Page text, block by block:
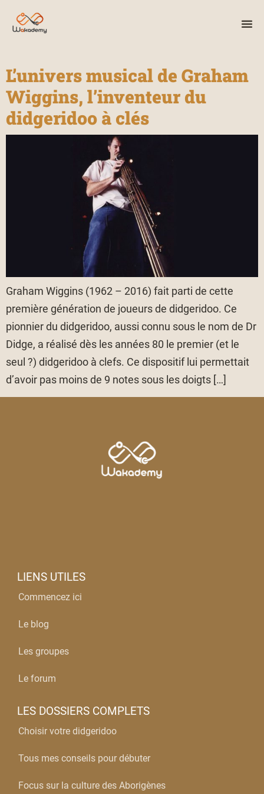
L’univers musical de Graham
Wiggins, l’inventeur du
didgeridoo à clés
Graham Wiggins (1962 – 2016) fait parti de cette
première génération de joueurs de didgeridoo. Ce
pionnier du didgeridoo, aussi connu sous le nom de Dr
Didge, a réalisé dès les années 80 le premier (et le
seul ?) didgeridoo à clefs. Ce dispositif lui permettait
d’avoir pas moins de 9 notes sous les doigts […]
LIENS UTILES
Commencez ici
Le blog
Les groupes
Le forum
LES DOSSIERS COMPLETS
Choisir votre didgeridoo
Tous mes conseils pour débuter
Focus sur la culture des Aborigènes